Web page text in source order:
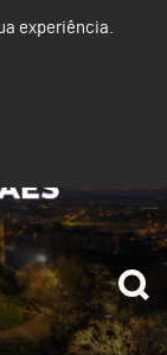
experiência.